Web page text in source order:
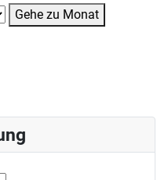
Gehe zu Monat